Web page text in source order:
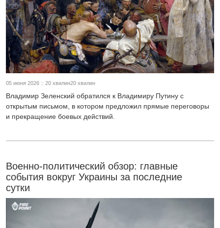
05 июня 2026 :: 20 хвилин20 хвилин
Владимир Зеленский обратился к Владимиру Путину с
открытым письмом, в котором предложил прямые переговоры
и прекращение боевых действий.
Военно-политический обзор: главные
события вокруг Украины за последние
сутки